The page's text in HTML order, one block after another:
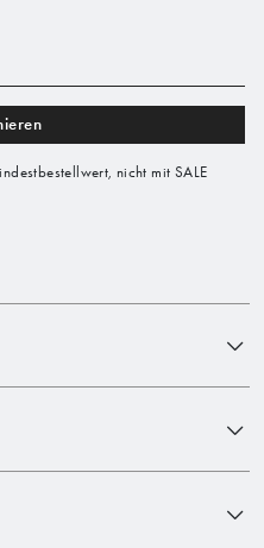
nicht mit SALE